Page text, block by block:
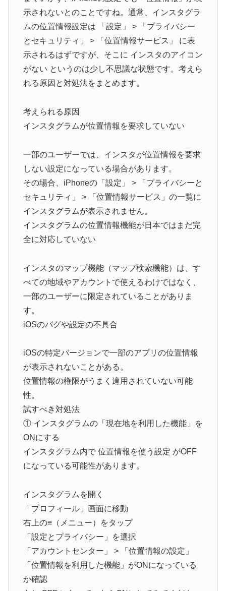
示されないとのことですね。通常、インスタグラ
ムの位置情報設定は 「設定」 > 「プライバシー
とセキュリティ」 > 「位置情報サービス」 に表
示されるはずですが、そこに インスタのアイコン
がない というのは少し不思議な状態です。考えら
れる原因と対処法をまとめます。
考えられる原因
インスタグラムが位置情報を要求していない
一部のユーザーでは、インスタが位置情報を要求
しない設定になっている場合があります。
その場合、iPhoneの「設定」 > 「プライバシーと
セキュリティ」 > 「位置情報サービス」の一覧に
インスタグラムが表示されません。
インスタグラムの位置情報機能が日本ではまだ完
全に対応していない
インスタのマップ機能（マップ検索機能）は、す
べての地域やアカウントで使えるわけではなく、
一部のユーザーに限定されていることがありま
す。
iOSのバグや設定の不具合
iOSの特定バージョンで一部のアプリの位置情報
が表示されないことがある。
位置情報の権限がうまく適用されていない可能
性。
試すべき対処法
① インスタグラムの「現在地を利用した機能」を
ONにする
インスタグラム内で 位置情報を使う設定 がOFF
になっている可能性があります。
インスタグラムを開く
「プロフィール」画面に移動
右上の≡（メニュー）をタップ
「設定とプライバシー」を選択
「アカウントセンター」 > 「位置情報の設定」
「位置情報を利用した機能」がONになっている
か確認